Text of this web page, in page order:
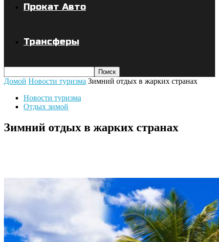
Прокат Авто
Трансферы
Домой Новости туризма Зимний отдых в жарких странах
Новости туризма
Отдых зимой
Зимний отдых в жарких странах